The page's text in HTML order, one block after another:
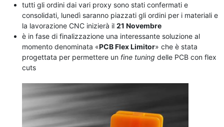
tutti gli ordini dai vari proxy sono stati confermati e
consolidati, lunedì saranno piazzati gli ordini per i materiali e
la lavorazione CNC inizierà il 21 Novembre
è in fase di finalizzazione una interessante soluzione al
momento denominata «PCB Flex Limitor» che è stata
progettata per permettere un fine tuning delle PCB con flex
cuts